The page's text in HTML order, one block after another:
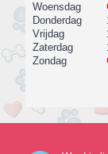
Woensdag
Donderdag
Vrijdag
Zaterdag
Zondag